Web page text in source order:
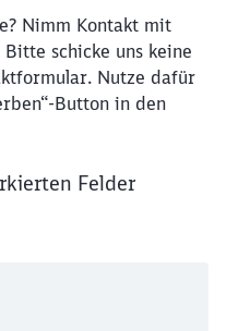
Nimm Kontakt mit
schicke uns keine
Nutze dafür
Button in den
Felder